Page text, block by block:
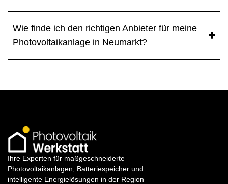
Wie finde ich den richtigen Anbieter für meine
Photovoltaikanlage in Neumarkt?
Ihre Experten für maßgeschneiderte
Photovoltaikanlagen, Batteriespeicher und
intelligente Energielösungen in der Region